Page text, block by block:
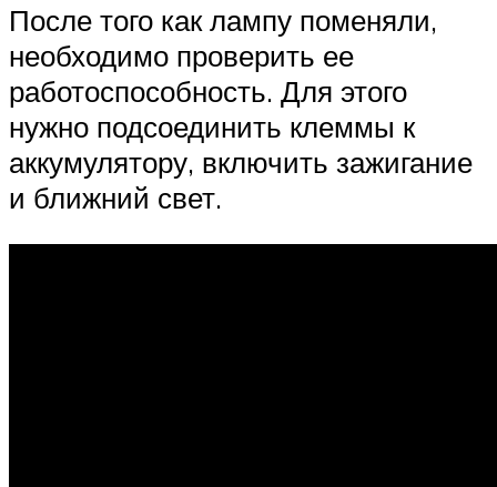
После того как лампу поменяли,
необходимо проверить ее
работоспособность. Для этого
нужно подсоединить клеммы к
аккумулятору, включить зажигание
и ближний свет.